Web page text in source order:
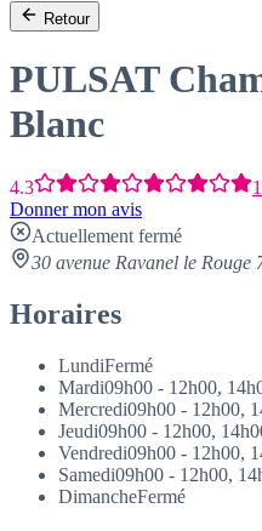
Retour
PULSAT
Blanc
4.3
Donner mon avis
Actuellement fermé
30 avenue Ravanel le
Horaires
LundiFermé
Mardi09h00 - 12h00,
Mercredi09h00 - 12h00,
Jeudi09h00 - 12h00,
Vendredi09h00 - 12h00,
Samedi09h00 - 12h00,
DimancheFermé